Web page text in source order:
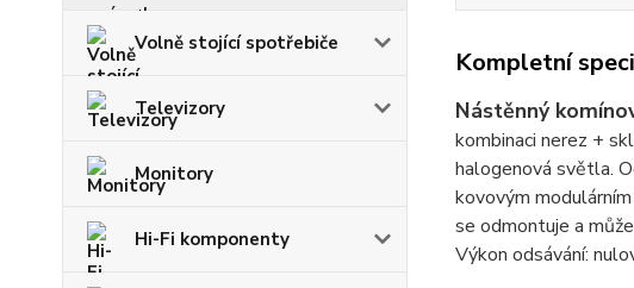
Volně stojící spotřebiče
Televizory
Monitory
Hi-Fi komponenty
Kompletní
Nástěnný
kombinaci nerez +
halogenová světla.
kovovým
se odmontuje a
Výkon odsávání: